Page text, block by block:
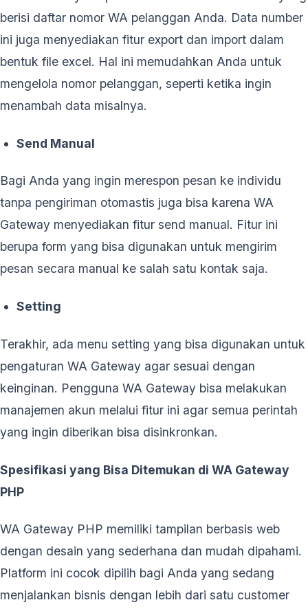
berisi daftar nomor WA pelanggan Anda. Data number
ini juga menyediakan fitur export dan import dalam
bentuk file excel. Hal ini memudahkan Anda untuk
mengelola nomor pelanggan, seperti ketika ingin
menambah data misalnya.
Send Manual
Bagi Anda yang ingin merespon pesan ke individu
tanpa pengiriman otomastis juga bisa karena WA
Gateway menyediakan fitur send manual. Fitur ini
berupa form yang bisa digunakan untuk mengirim
pesan secara manual ke salah satu kontak saja.
Setting
Terakhir, ada menu setting yang bisa digunakan untuk
pengaturan WA Gateway agar sesuai dengan
keinginan. Pengguna WA Gateway bisa melakukan
manajemen akun melalui fitur ini agar semua perintah
yang ingin diberikan bisa disinkronkan.
Spesifikasi yang Bisa Ditemukan di WA Gateway
PHP
WA Gateway PHP memiliki tampilan berbasis web
dengan desain yang sederhana dan mudah dipahami.
Platform ini cocok dipilih bagi Anda yang sedang
menjalankan bisnis dengan lebih dari satu customer